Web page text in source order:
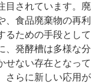
目されています。廃
、食品廃棄物の再利
るための手段として
、発酵槽は多様な分
せない存在となって
さらに新しい応用が